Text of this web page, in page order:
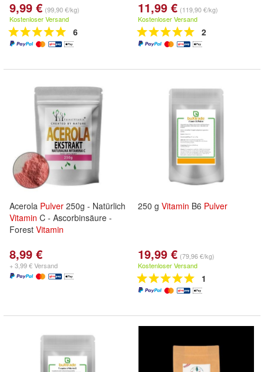
9,99 € (99,90 €/kg)
Kostenloser Versand
6
11,99 € (119,90 €/kg)
Kostenloser Versand
2
Acerola Pulver 250g - Natürlich
Vitamin C - Ascorbinsäure -
Forest Vitamin
8,99 €
+ 3,99 € Versand
250 g Vitamin B6 Pulver
19,99 € (79,96 €/kg)
Kostenloser Versand
1